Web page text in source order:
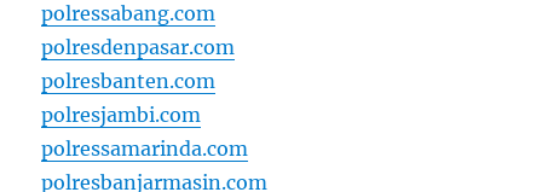
polressabang.com
polresdenpasar.com
polresbanten.com
polresjambi.com
polressamarinda.com
polresbanjarmasin.com